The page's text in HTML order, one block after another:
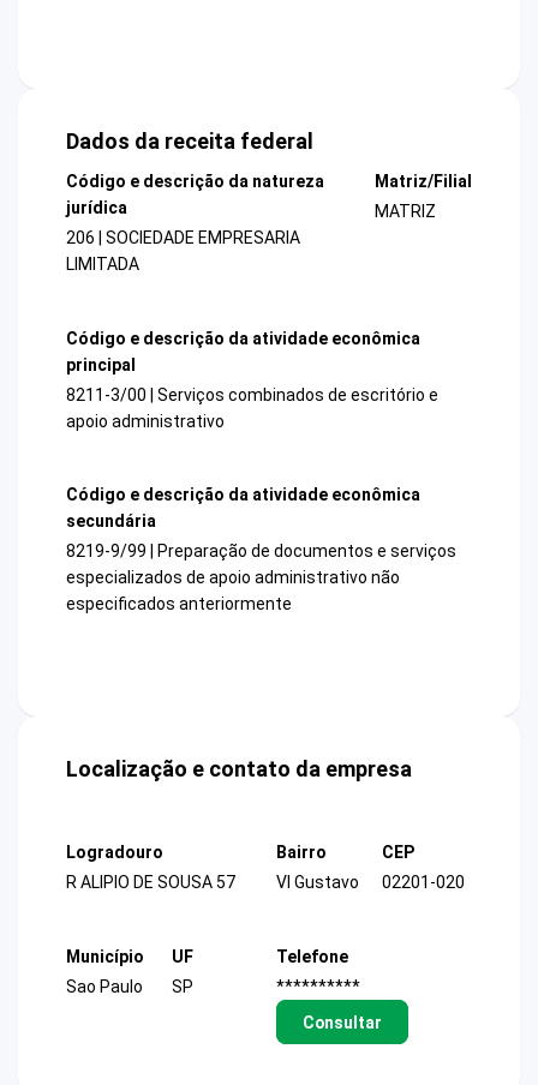
Dados da receita federal
Código e descrição da natureza
jurídica
206 | SOCIEDADE EMPRESARIA
LIMITADA
Matriz/Filial
MATRIZ
Código e descrição da atividade econômica
principal
8211-3/00 | Serviços combinados de escritório e
apoio administrativo
Código e descrição da atividade econômica
secundária
8219-9/99 | Preparação de documentos e serviços
especializados de apoio administrativo não
especificados anteriormente
Localização e contato da empresa
Logradouro
R ALIPIO DE SOUSA 57
Bairro
Vl Gustavo
CEP
02201-020
Município
Sao Paulo
UF
SP
Telefone
**********
Consultar